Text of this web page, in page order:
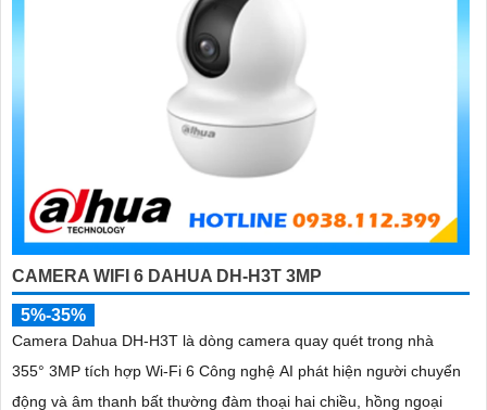
CAMERA WIFI 6 DAHUA DH-H3T 3MP
5%-35%
Camera Dahua DH-H3T là dòng camera quay quét trong nhà
355° 3MP tích hợp Wi-Fi 6 Công nghệ AI phát hiện người chuyển
động và âm thanh bất thường đàm thoại hai chiều, hồng ngoại